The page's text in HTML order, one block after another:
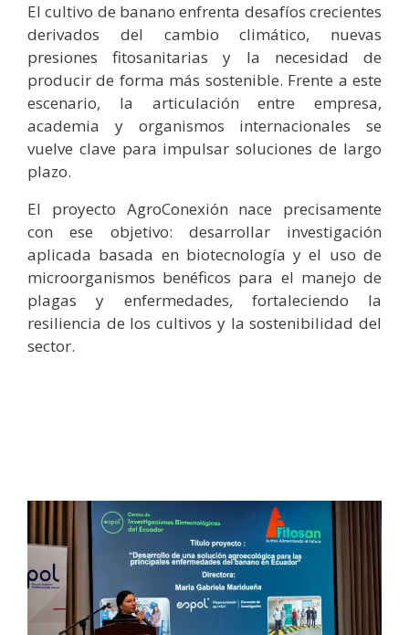
El cultivo de banano enfrenta desafíos crecientes
derivados del cambio climático, nuevas
presiones fitosanitarias y la necesidad de
producir de forma más sostenible. Frente a este
escenario, la articulación entre empresa,
academia y organismos internacionales se
vuelve clave para impulsar soluciones de largo
plazo.
El proyecto AgroConexión nace precisamente
con ese objetivo: desarrollar investigación
aplicada basada en biotecnología y el uso de
microorganismos benéficos para el manejo de
plagas y enfermedades, fortaleciendo la
resiliencia de los cultivos y la sostenibilidad del
sector.